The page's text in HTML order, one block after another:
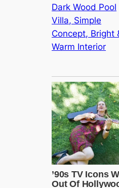
Dark Wood Pool
Villa, Simple
Concept, Bright
Warm Interior